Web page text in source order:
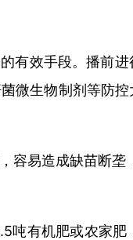
有效手段。播前
微生物制剂等防
容易造成缺苗断
吨有机肥或农家